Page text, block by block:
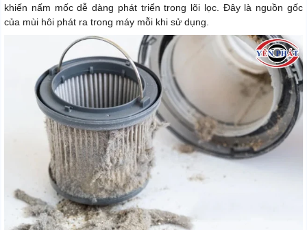
khiến nấm mốc dễ dàng phát triển trong lõi lọc. Đây là nguồn gốc
của mùi hôi phát ra trong máy mỗi khi sử dụng.